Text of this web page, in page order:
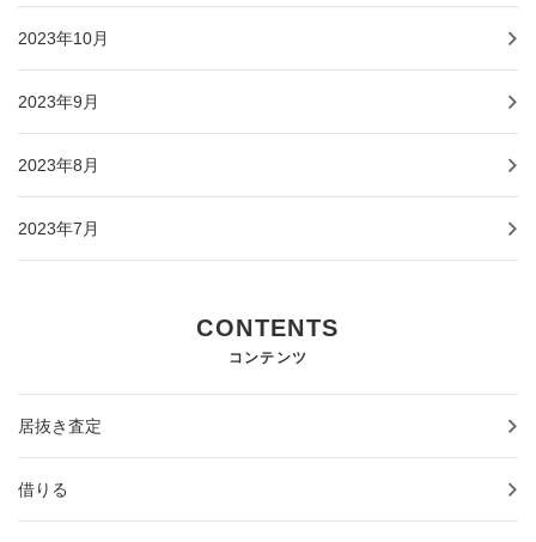
2023年10月
2023年9月
2023年8月
2023年7月
CONTENTS
コンテンツ
居抜き査定
借りる